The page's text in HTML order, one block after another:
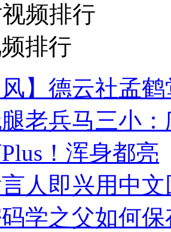
频排行
排行
风】德云社孟
老兵马三小
！浑身都亮
人即兴用中
学之父如何